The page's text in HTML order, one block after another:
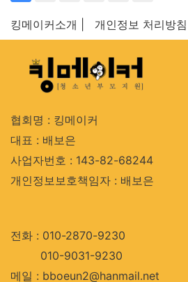
킹메이커소개 | 개인정보 처리방침 |
협회명 : 킹메이커
대표 : 배보은
사업자번호 : 143-82-68244
개인정보보호책임자 : 배보은
전화 : 010-2870-9230
010-9031-9230
메일 : bboeun2@hanmail.net